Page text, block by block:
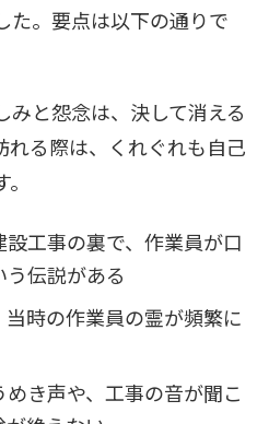
た。要点は以下の通りで
みと怨念は、決して消える
れる際は、くれぐれも自己
工事の裏で、作業員が口
伝説がある
時の作業員の霊が頻繁に
き声や、工事の音が聞こ